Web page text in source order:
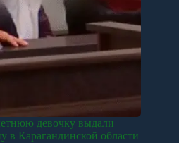
девочку выдали
в Карагандинской области